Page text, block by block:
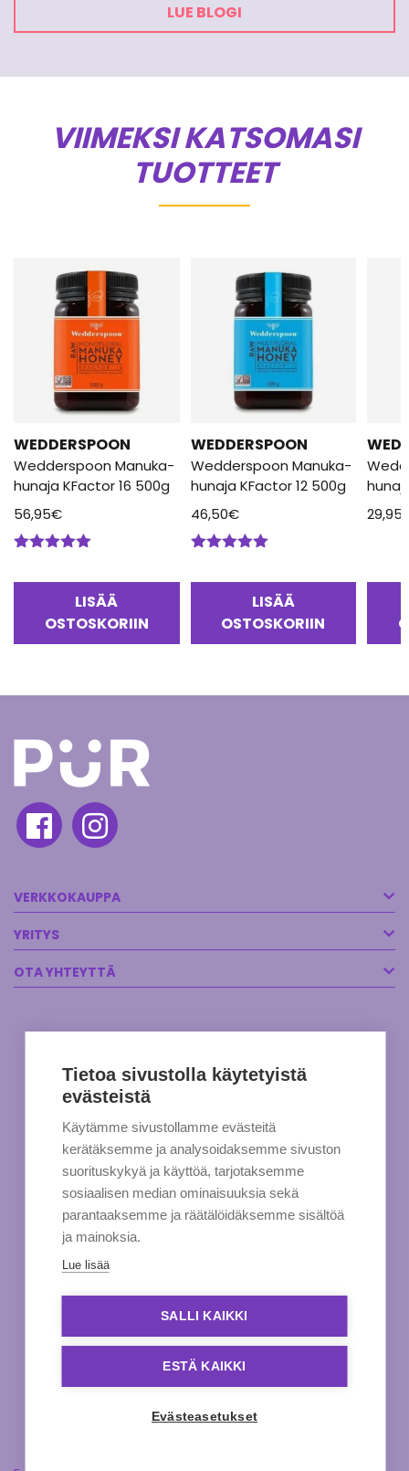
LUE BLOGI
VIIMEKSI KATSOMASI
TUOTTEET
WEDDERSPOON
Wedderspoon Manuka-
hunaja KFactor 16 500g
56,95€
LISÄÄ
OSTOSKORIIN
WEDDERSPOON
Wedderspoon Manuka-
hunaja KFactor 12 500g
46,50€
LISÄÄ
OSTOSKORIIN
29,95
VERKKOKAUPPA
YRITYS
OTA YHTEYTTÄ
Tietoa sivustolla käytetyistä
evästeistä
Käytämme sivustollamme evästeitä
kerätäksemme ja analysoidaksemme sivuston
suorituskykyä ja käyttöä, tarjotaksemme
sosiaalisen median ominaisuuksia sekä
parantaaksemme ja räätälöidäksemme sisältöä
ja mainoksia.
Lue lisää
SALLI KAIKKI
ESTÄ KAIKKI
Evästeasetukset